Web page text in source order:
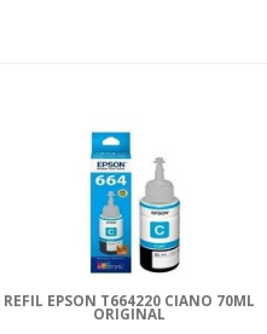
REFIL EPSON T664220 CIANO 70ML
ORIGINAL